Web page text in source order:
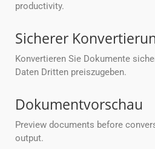
productivity.
Sicherer
Konvertieren Sie Dokumente
Daten Dritten preiszugeben.
Dokumentvorschau
Preview documents before
output.